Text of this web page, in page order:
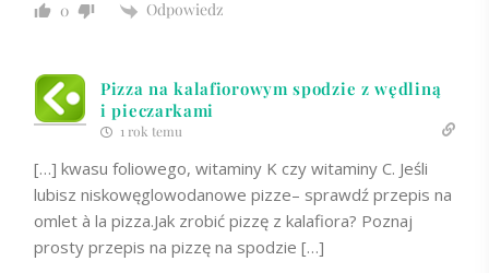
0 Odpowiedz
Pizza na kalafiorowym spodzie z wędliną
i pieczarkami
1 rok temu
[…] kwasu foliowego, witaminy K czy witaminy C. Jeśli
lubisz niskowęglowodanowe pizze– sprawdź przepis na
omlet à la pizza.Jak zrobić pizzę z kalafiora? Poznaj
prosty przepis na pizzę na spodzie […]